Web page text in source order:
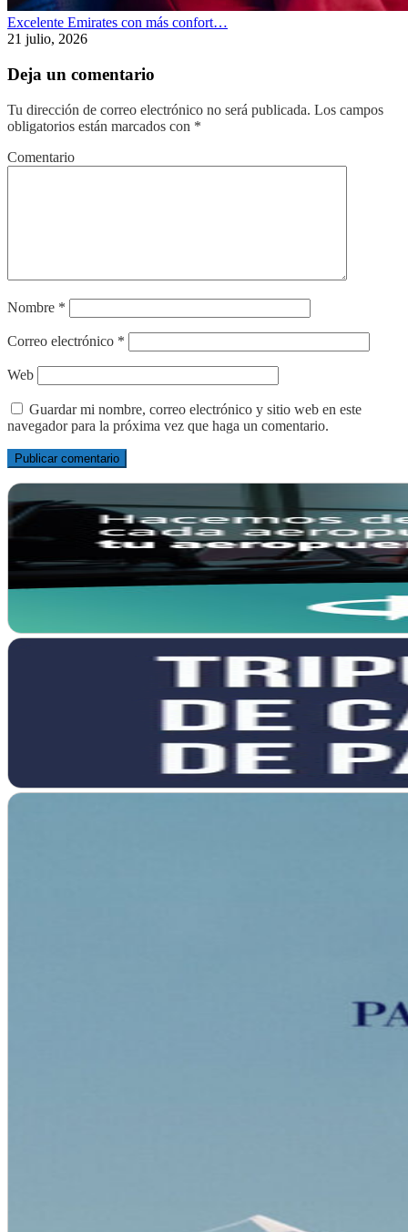
Excelente Emirates con más confort…
21 julio, 2026
Deja un comentario
Tu dirección de correo electrónico no será publicada. Los campos
obligatorios están marcados con *
Comentario
Nombre *
Correo electrónico *
Web
Guardar mi nombre, correo electrónico y sitio web en este
navegador para la próxima vez que haga un comentario.